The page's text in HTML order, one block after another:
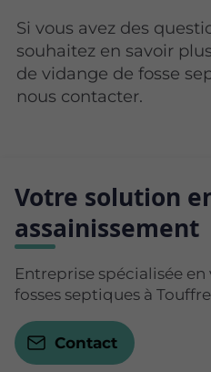
Si vous avez des
souhaitez en savoir
de vidange de fosse
nous contacter.
Votre solution
assainissement
Entreprise spécialisée
fosses septiques à
Contact